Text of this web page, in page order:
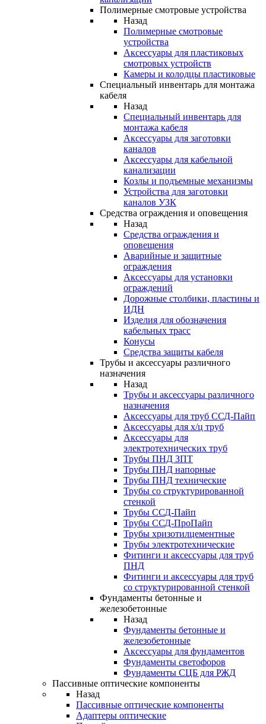
Полимерные смотровые устройства
Назад
Полимерные смотровые
устройства
Аксессуары для пластиковых
смотровых устройств
Камеры и колодцы пластиковые
Специальный инвентарь для монтажа
кабеля
Назад
Специальный инвентарь для
монтажа кабеля
Аксессуары для заготовки
каналов
Аксессуары для кабельной
канализации
Козлы и подъемные механизмы
Устройства для заготовки
каналов УЗК
Средства ограждения и оповещения
Назад
Средства ограждения и
оповещения
Аварийные и защитные
ограждения
Аксессуары для установки
ограждений
Дорожные столбики, пластины и
ИДН
Изделия для обозначения
кабельных трасс
Конусы
Средства защиты кабеля
Трубы и аксессуары различного
назначения
Назад
Трубы и аксессуары различного
назначения
Аксессуары для труб ССД-Пайп
Аксессуары для х/ц труб
Аксессуары для
электротехнических труб
Трубы ПНД ЗПТ
Трубы ПНД напорные
Трубы ПНД технические
Трубы со структурированной
стенкой
Трубы ССД-Пайп
Трубы ССД-ПроПайп
Трубы хризотилцементные
Трубы электротехнические
Фитинги и аксессуары для труб
ПНД
Фитинги и аксессуары для труб
со структурированной стенкой
Фундаменты бетонные и
железобетонные
Назад
Фундаменты бетонные и
железобетонные
Аксессуары для фундаментов
Фундаменты светофоров
Фундаменты СЦБ для РЖД
Пассивные оптические компоненты
Назад
Пассивные оптические компоненты
Адаптеры оптические